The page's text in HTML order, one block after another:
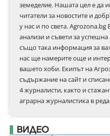
земеделие. Нашата цел е да
читатели за новостите и
у нас и по света. Agrozona.bg
анализи и съвети за успешна
също така информация за
нас ще намерите още и
вашето хоби. Екипът на
съдържание на сайт и
4 журналисти, както и
аграрна журналистика в
ВИДЕО